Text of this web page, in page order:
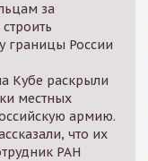
за
границы России
Кубе раскрыли
местных
армию.
что их
РАН